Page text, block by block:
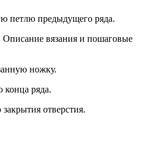
петлю предыдущего ряда.
ножку.
конца ряда.
отверстия.